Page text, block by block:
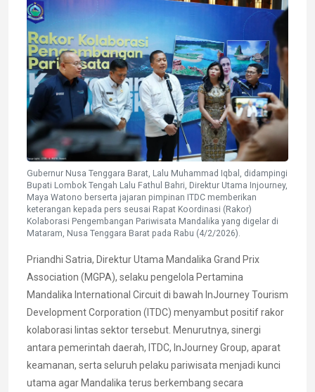
Gubernur Nusa Tenggara Barat, Lalu Muhammad Iqbal, didampingi
Bupati Lombok Tengah Lalu Fathul Bahri, Direktur Utama Injourney,
Maya Watono berserta jajaran pimpinan ITDC memberikan
keterangan kepada pers seusai Rapat Koordinasi (Rakor)
Kolaborasi Pengembangan Pariwisata Mandalika yang digelar di
Mataram, Nusa Tenggara Barat pada Rabu (4/2/2026).
Priandhi Satria, Direktur Utama Mandalika Grand Prix
Association (MGPA), selaku pengelola Pertamina
Mandalika International Circuit di bawah InJourney Tourism
Development Corporation (ITDC) menyambut positif rakor
kolaborasi lintas sektor tersebut. Menurutnya, sinergi
antara pemerintah daerah, ITDC, InJourney Group, aparat
keamanan, serta seluruh pelaku pariwisata menjadi kunci
utama agar Mandalika terus berkembang secara